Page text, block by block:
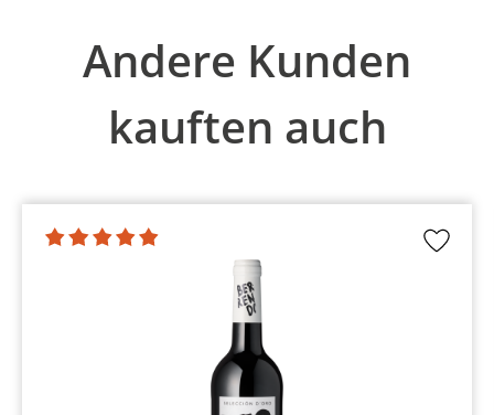
Andere Kunden
kauften auch